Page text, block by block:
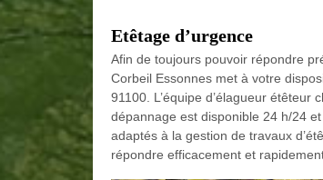
Etêtage d’urgence
Afin de toujours pouvoir répondre
Corbeil Essonnes met à votre
91100. L’équipe d’élagueur étêteur
dépannage est disponible 24 h/24
adaptés à la gestion de travaux
répondre efficacement et